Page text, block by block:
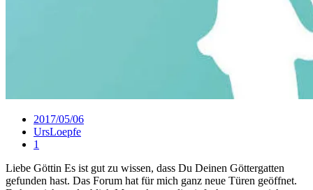
2017/05/06
UrsLoepfe
1
Liebe Göttin Es ist gut zu wissen, dass Du Deinen Göttergatten
gefunden hast. Das Forum hat für mich ganz neue Türen geöffnet.